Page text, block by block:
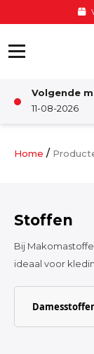
Volgende
11-08-2026
Home /
Stoffen
Bij
ideaal voor